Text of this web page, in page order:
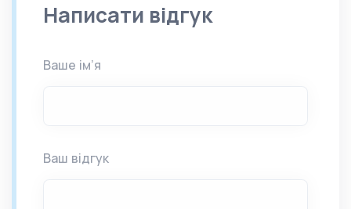
Написати відгук
Ваше ім’я
Ваш відгук